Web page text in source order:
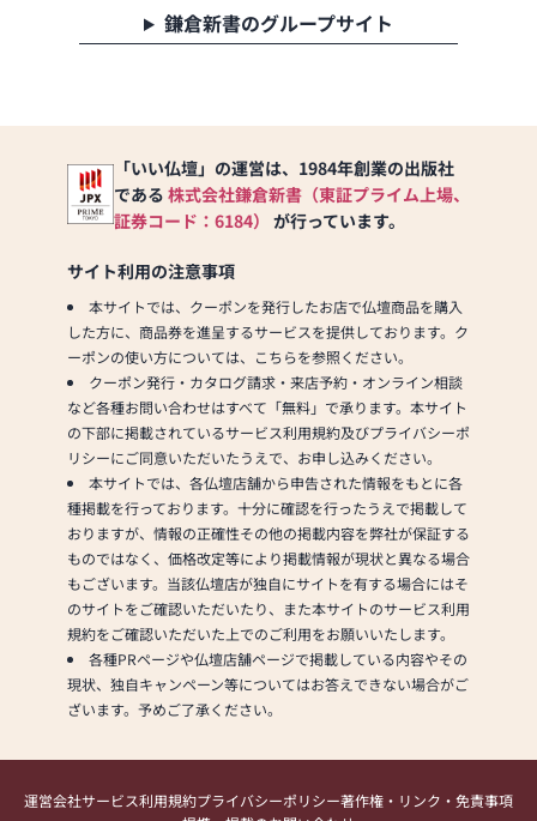
鎌倉新書のグループサイト
「いい仏壇」の運営は、1984年創業の出版社
である 株式会社鎌倉新書（東証プライム上場、
証券コード：6184） が行っています。
サイト利用の注意事項
本サイトでは、クーポンを発行したお店で仏壇商品を購入
した方に、商品券を進呈するサービスを提供しております。ク
ーポンの使い方については、こちらを参照ください。
クーポン発行・カタログ請求・来店予約・オンライン相談
など各種お問い合わせはすべて「無料」で承ります。本サイト
の下部に掲載されているサービス利用規約及びプライバシーポ
リシーにご同意いただいたうえで、お申し込みください。
本サイトでは、各仏壇店舗から申告された情報をもとに各
種掲載を行っております。十分に確認を行ったうえで掲載して
おりますが、情報の正確性その他の掲載内容を弊社が保証する
ものではなく、価格改定等により掲載情報が現状と異なる場合
もございます。当該仏壇店が独自にサイトを有する場合にはそ
のサイトをご確認いただいたり、また本サイトのサービス利用
規約をご確認いただいた上でのご利用をお願いいたします。
各種PRページや仏壇店舗ページで掲載している内容やその
現状、独自キャンペーン等についてはお答えできない場合がご
ざいます。予めご了承ください。
運営会社サービス利用規約プライバシーポリシー著作権・リンク・免責事項